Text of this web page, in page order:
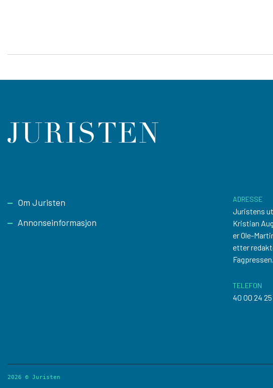
Footer
Om Juristen
Annonseinformasjon
ADRESSE
Juristens
Kristian
er Ole-
etter
Fagpressen.
TELEFON
40 00 24 25
2026 © Juristen